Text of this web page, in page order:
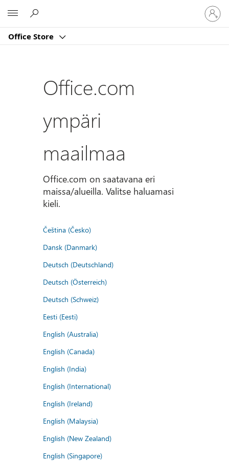
Office Store
sisään
tilille
Office.com
ympäri
maailmaa
Office.com on saatavana eri
maissa/alueilla. Valitse haluamasi
kieli.
Čeština (Česko)
Dansk (Danmark)
Deutsch (Deutschland)
Deutsch (Österreich)
Deutsch (Schweiz)
Eesti (Eesti)
English (Australia)
English (Canada)
English (India)
English (International)
English (Ireland)
English (Malaysia)
English (New Zealand)
English (Singapore)